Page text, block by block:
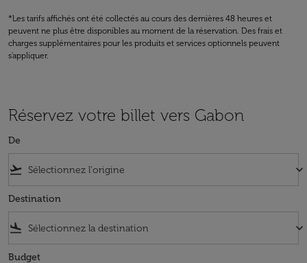
*Les tarifs affichés ont été collectés au cours des dernières 48 heures et
peuvent ne plus être disponibles au moment de la réservation. Des frais et
charges supplémentaires pour les produits et services optionnels peuvent
s'appliquer.
Réservez votre billet vers Gabon
De
flight_takeoff keyboard_arrow_down
Destination
flight_land keyboard_arrow_down
Budget